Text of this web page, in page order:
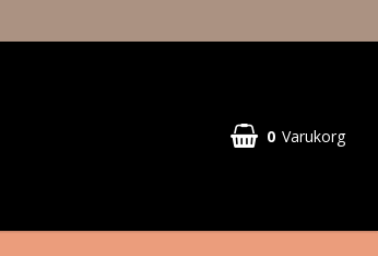
0 Varukorg